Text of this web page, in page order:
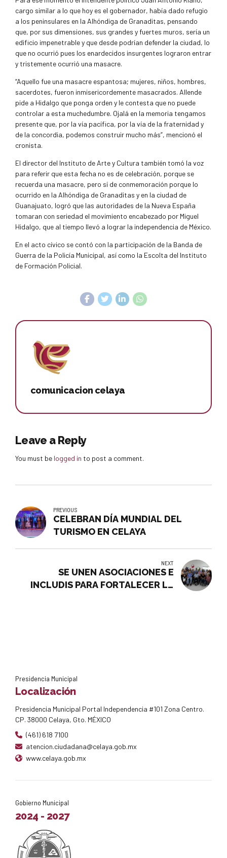
cargo similar a lo que hoy es el gobernador, había dado refugio
a los peninsulares en la Alhóndiga de Granaditas, pensando
que, por sus dimensiones, sus grandes y fuertes muros, sería un
edificio impenetrable y que desde podrían defender la ciudad, lo
que no ocurrió pues los enardecidos insurgentes lograron entrar
y tristemente ocurrió una masacre.
“Aquello fue una masacre espantosa; mujeres, niños, hombres,
sacerdotes, fueron inmisericordemente masacrados. Allende
pide a Hidalgo que ponga orden y le contesta que no puede
controlar a esta muchedumbre. Ojalá en la memoria tengamos
presente que, por la vía pacífica, por la vía de la fraternidad y
de la concordia, podemos construir mucho más”, mencionó el
cronista.
El director del Instituto de Arte y Cultura también tomó la voz
para referir que esta fecha no es de celebración, porque se
recuerda una masacre, pero sí de conmemoración porque lo
ocurrido en la Alhóndiga de Granaditas y en la ciudad de
Guanajuato, logró que las autoridades de la Nueva España
tomaran con seriedad el movimiento encabezado por Miguel
Hidalgo, que al tiempo llevó a lograr la independencia de México.
En el acto cívico se contó con la participación de la Banda de
Guerra de la Policía Municipal, así como la Escolta del Instituto
de Formación Policial.
comunicacion celaya
Leave a Reply
You must be logged in to post a comment.
PREVIOUS
CELEBRAN DÍA MUNDIAL DEL
TURISMO EN CELAYA
NEXT
SE UNEN ASOCIACIONES E
INCLUDIS PARA FORTALECER LA
Presidencia Municipal
Localización
Presidencia Municipal Portal Independencia #101 Zona Centro.
CP. 38000 Celaya, Gto. MÉXICO
(461) 618 7100
atencion.ciudadana@celaya.gob.mx
www.celaya.gob.mx
Gobierno Municipal
2024 - 2027